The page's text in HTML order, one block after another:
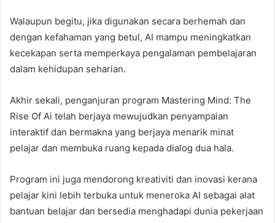
Walaupun begitu, jika digunakan secara berhemah dan
dengan kefahaman yang betul, AI mampu meningkatkan
kecekapan serta memperkaya pengalaman pembelajaran
dalam kehidupan seharian.
Akhir sekali, penganjuran program Mastering Mind: The
Rise Of Ai telah berjaya mewujudkan penyampaian
interaktif dan bermakna yang berjaya menarik minat
pelajar dan membuka ruang kepada dialog dua hala.
Program ini juga mendorong kreativiti dan inovasi kerana
pelajar kini lebih terbuka untuk meneroka AI sebagai alat
bantuan belajar dan bersedia menghadapi dunia pekerjaan